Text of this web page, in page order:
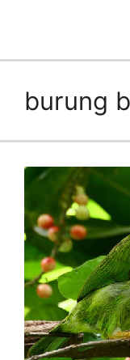
burung